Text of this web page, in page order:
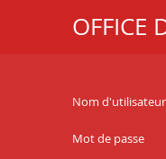
OFFICE
Nom
Mot de passe